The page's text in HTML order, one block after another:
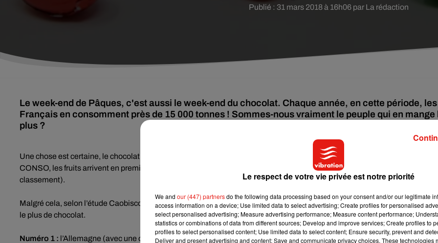
Publié : 31 mars 2018 à 16h06 par La rédaction
Le week-end de Pâques, c'est aussi le week-end du chocolat. Chaque année, en cette période, les
Français en consomment près de 15 000 tonnes ! Sommes-nous vraiment le peuple qui en mange
plus ?
Une chose est certaine, le chocolat est l’un des aliments préférés des Français. D’après uneétude
CONSO, les fruits arrivent en première position, suivi du pain, des pâtes, du chocolat et de la viande (cinquième du
classement).
Malgré cela, selon l’étude Caobisco de février 2017, la France n’est « que » cinquième des pays européens qui
le plus de chocolat.
Numéro 1 : l’Allemagne (avec une consommation moyenne de 8 kilos de chocolat par personne et par an)
Le respect de votre vie privée est notre priorité
We and our (447) partnersdo the following data processing based on your consent and/or our legitimate
access information on a device; Use limited data to select advertising; Create profiles for personalised
select personalised advertising; Measure advertising performance; Measure content performance;
statistics or combinations of data from different sources; Develop and improve services; Create profiles to
profiles to select personalised content; Use limited data to select content; Ensure security, prevent and
Deliver and present advertising and content; Save and communicate privacy choices. These technologies